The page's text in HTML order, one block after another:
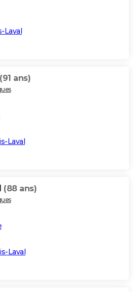
Laval
(91 ans)
Laval
(88 ans)
Laval